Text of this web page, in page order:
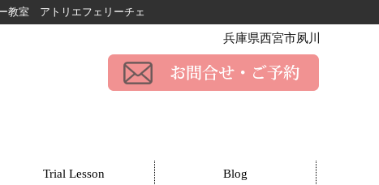
教室 アトリエフェリーチェ
兵庫県西宮市夙川
Trial Lesson Blog